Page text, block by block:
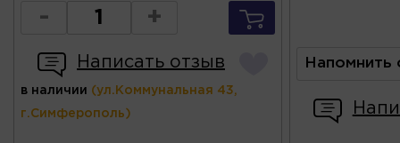
- +
Написать отзыв
в наличии (ул.Коммунальная 43,
г.Симферополь)
Напомнить